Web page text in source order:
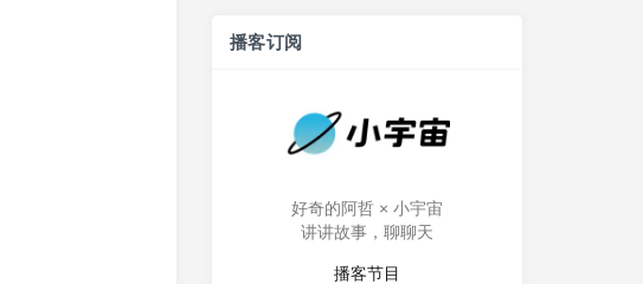
播客订阅
好奇的阿哲 × 小宇宙
讲讲故事，聊聊天
播客节目